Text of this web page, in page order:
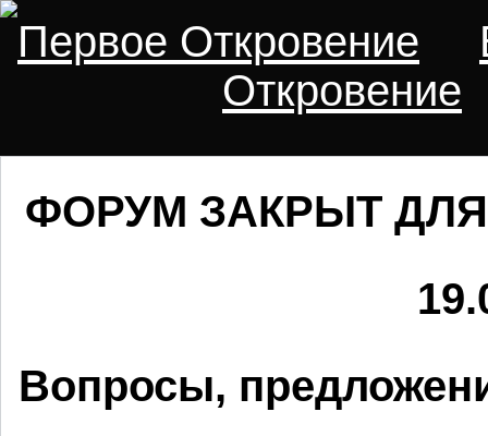
Первое Откровение
Откровение
ФОРУМ ЗАКРЫТ
Вопросы,